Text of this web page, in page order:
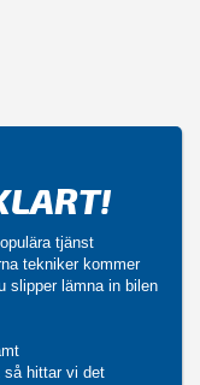
tjänst
tekniker kommer
slipper lämna in bilen
så hittar vi det